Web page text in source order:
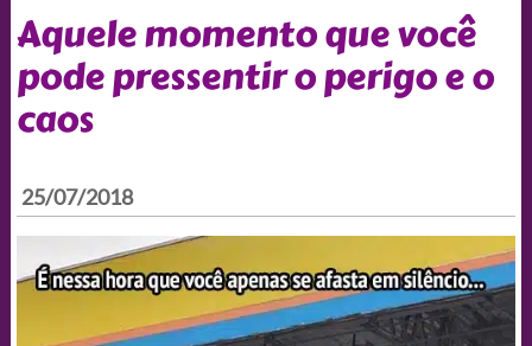
Aquele momento que você
pode pressentir o perigo e o
caos
25/07/2018